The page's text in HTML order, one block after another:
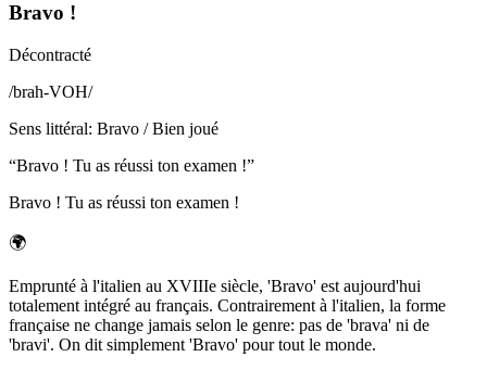
Bravo !
Décontracté
/brah-VOH/
Sens littéral: Bravo / Bien joué
“Bravo ! Tu as réussi ton examen !”
Bravo ! Tu as réussi ton examen !
🌍
Emprunté à l'italien au XVIIIe siècle, 'Bravo' est aujourd'hui
totalement intégré au français. Contrairement à l'italien, la forme
française ne change jamais selon le genre: pas de 'brava' ni de
'bravi'. On dit simplement 'Bravo' pour tout le monde.